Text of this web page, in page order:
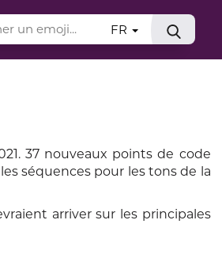
FR
37 nouveaux points de code
séquences pour les tons de la
arriver sur les principales